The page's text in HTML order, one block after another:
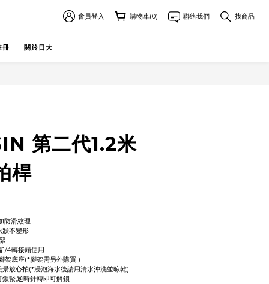
會員登入 購物車(0) 聯絡我們 找商品
冊 關於日大
第二代1.2米
桿
防滑紋理
狀不變形
4轉接頭使用
架底座(*腳架需另外購買!)
放心拍(*浸泡海水後請用清水沖洗並晾乾)
緊,逆時針轉即可解鎖